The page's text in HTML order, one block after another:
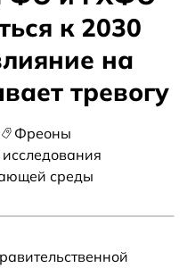
к 2030
на
тревогу
Фреоны
среды